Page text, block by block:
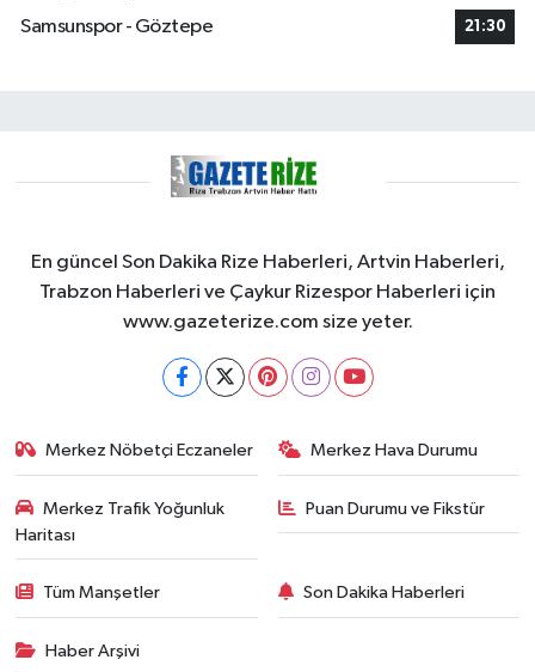
Samsunspor - Göztepe
21:30
En güncel Son Dakika Rize Haberleri, Artvin Haberleri,
Trabzon Haberleri ve Çaykur Rizespor Haberleri için
www.gazeterize.com size yeter.
Merkez Nöbetçi Eczaneler Merkez Hava Durumu
Merkez Trafik Yoğunluk
Haritası
Puan Durumu ve Fikstür
Tüm Manşetler Son Dakika Haberleri
Haber Arşivi